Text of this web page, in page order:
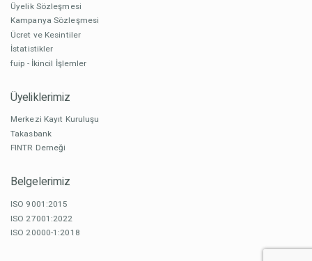
Üyelik Sözleşmesi
Kampanya Sözleşmesi
Ücret ve Kesintiler
İstatistikler
fuip - İkincil İşlemler
Üyeliklerimiz
Merkezi Kayıt Kuruluşu
Takasbank
FINTR Derneği
Belgelerimiz
ISO 9001:2015
ISO 27001:2022
ISO 20000-1:2018